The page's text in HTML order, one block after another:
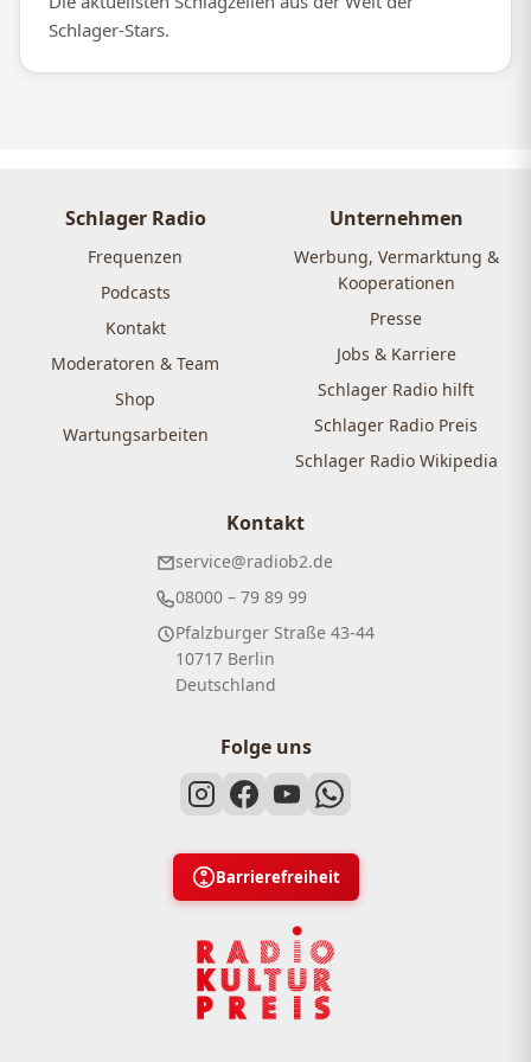
Schlager-Stars.
Schlager Radio
Frequenzen
Podcasts
Kontakt
Moderatoren & Team
Shop
Wartungsarbeiten
Unternehmen
Werbung, Vermarktung &
Kooperationen
Presse
Jobs & Karriere
Schlager Radio hilft
Schlager Radio Preis
Schlager Radio Wikipedia
Kontakt
service@radiob2.de
08000 – 79 89 99
Pfalzburger Straße 43-44
10717 Berlin
Deutschland
Folge uns
Barrierefreiheit